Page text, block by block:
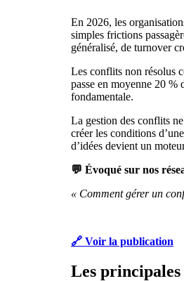
En 2026, les
simples frictions
généralisé, de turnover
Les conflits non résolus
passe en moyenne 20 %
fondamentale.
La gestion des conflits
créer les conditions
d’idées devient un
💬 Évoqué sur nos
« Comment gérer un
🔗 Voir la publication
Les principales